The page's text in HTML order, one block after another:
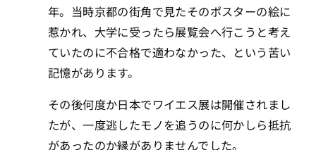
年。当時京都の街角で見たそのポスターの絵に
惹かれ、大学に受ったら展覧会へ行こうと考え
ていたのに不合格で適わなかった、という苦い
記憶があります。
その後何度か日本でワイエス展は開催されまし
たが、一度逃したモノを追うのに何かしら抵抗
があったのか縁がありませんでした。